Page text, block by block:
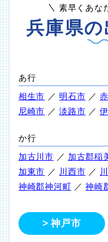
素早くあな
兵庫県
あ行
相生市 ／ 明石市 ／
尼崎市 ／淡路市 ／
か行
加古川市 ／ 加古郡稲
加東市 ／ 川西市 ／
神崎郡神河町 ／神崎
神戸市